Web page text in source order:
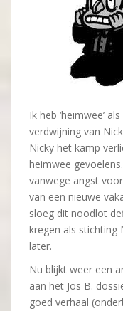
Ik heb ‘heimwee’
verdwijning van
Nicky het kamp
heimwee
vanwege angst
van een nieuwe
sloeg dit noodlot
kregen als stichting
later.
Nu blijkt weer een
aan het Jos B.
goed verhaal